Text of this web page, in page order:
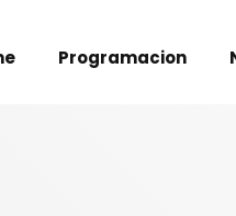
Programacion